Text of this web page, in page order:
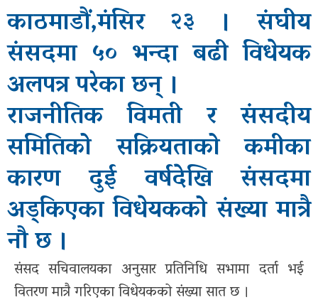
विचार
बिजनेस
अन्तर्वार्ता
खेल
अन्तरास्ट्रिय
सूचना-
प्रबिधि
मनोरन्जन
फोटो
काठमाडौं,मंसिर २३ । संघीय
संसदमा ५० भन्दा बढी विधेयक
अलपत्र परेका छन् ।
राजनीतिक विमती र संसदीय
समितिको सक्रियताको कमीका
कारण दुई वर्षदेखि संसदमा
अड्किएका विधेयकको संख्या मात्रै
नौ छ ।
संसद सचिवालयका अनुसार प्रतिनिधि सभामा दर्ता भई
वितरण मात्रै गरिएका विधेयकको संख्या सात छ ।